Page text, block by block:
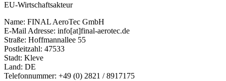
EU-Wirtschaftsakteur
Name: FINAL AeroTec GmbH
E-Mail Adresse: info[at]final-aerotec.de
Straße: Hoffmannallee 55
Postleitzahl: 47533
Stadt: Kleve
Land: DE
Telefonnummer: +49 (0) 2821 / 8917175